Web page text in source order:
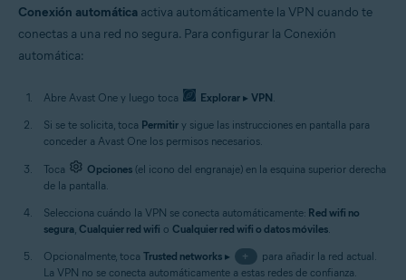
Conexión automática activa automáticamente la VPN cuando te
conectas a una red no segura. Para configurar la Conexión
automática:
Abre Avast One y luego toca Explorar ▸ VPN.
Si se te solicita, toca Permitir y sigue las instrucciones en pantalla para
conceder a Avast One los permisos necesarios.
Toca Opciones (el icono del engranaje) en la esquina superior derecha
de la pantalla.
Selecciona cuándo la VPN se conecta automáticamente: Red wifi no
segura, Cualquier red wifi o Cualquier red wifi o datos móviles.
Opcionalmente, toca Trusted networks ▸ +
para añadir la red actual.
La VPN no se conecta automáticamente a estas redes de confianza.